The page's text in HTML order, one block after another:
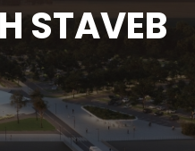
STAVEB